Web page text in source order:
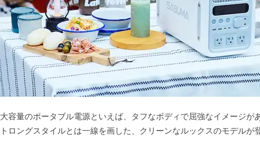
大容量のポータブル電源といえば、タフなボディで屈強なイメージ
トロングスタイルとは一線を画した、クリーンなルックスのモデルが